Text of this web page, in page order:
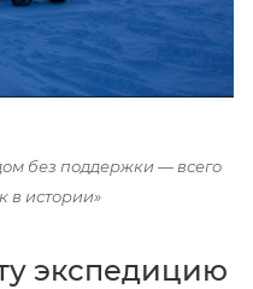
без поддержки — всего
в истории»
экспедицию